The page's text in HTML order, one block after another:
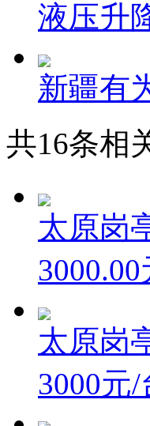
液压升
新疆有
共16条相
太原岗
太原岗
3000元/